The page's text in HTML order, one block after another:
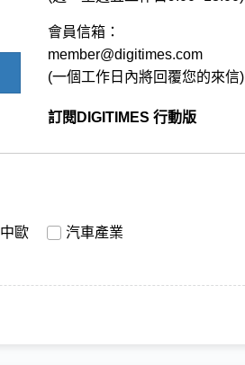
會員信箱：
member@digitimes.com
(一個工作日內將回覆您的來信)
訂閱DIGITIMES 行動版
中歐 汽車產業